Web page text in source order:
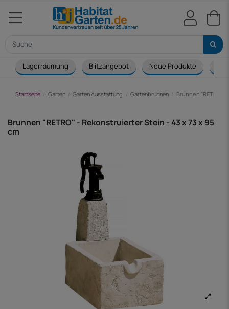
Lagerräumung Blitzangebot Neue Produkte
Startseite Garten Garten Ausstattung Gartenbrunnen Brunnen "RETRO"
Brunnen "RETRO" - Rekonstruierter Stein - 43 x 73 x 95
cm